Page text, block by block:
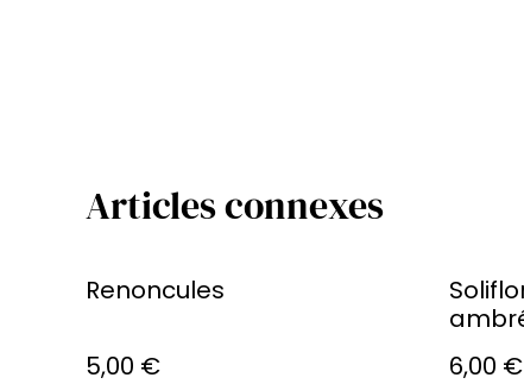
Articles connexes
Renoncules
5,00 €
6,00 €